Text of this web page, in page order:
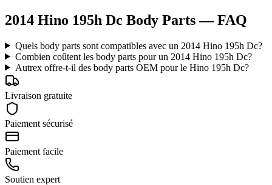
2014 Hino 195h Dc Body Parts— FAQ
Quels body parts sont compatibles avec un 2014 Hino 195h Dc?
Combien coûtent les body parts pour un 2014 Hino 195h Dc?
Autrex offre-t-il des body parts OEM pour le Hino 195h Dc?
Livraison gratuite
Paiement sécurisé
Paiement facile
Soutien expert